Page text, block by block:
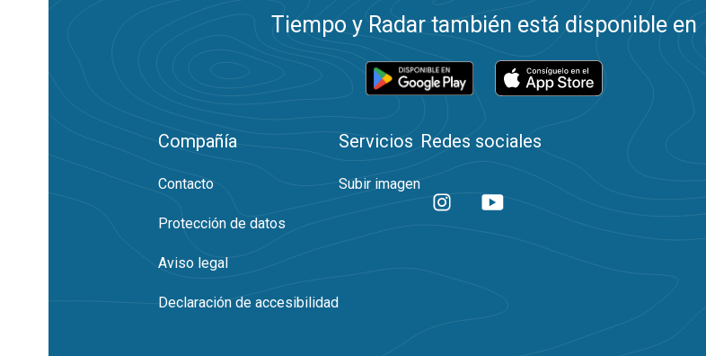
Tiempo y Radar también está disponible en
Compañía
Contacto
Protección de datos
Aviso legal
Declaración de accesibilidad
Servicios
Subir imagen
Redes sociales